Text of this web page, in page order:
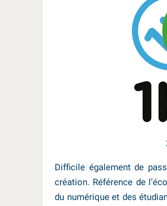
Difficile également de
création. Référence de
du numérique et des